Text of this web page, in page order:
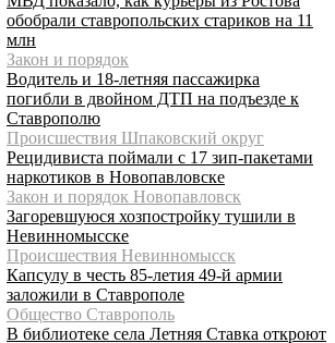
обобрали ставропольских стариков на 11
млн
Закон и порядок
Водитель и 18-летняя пассажирка
погибли в двойном ДТП на подъезде к
Ставрополю
Происшествия Шпаковский округ
Рецидивиста поймали с 17 зип-пакетами
наркотиков в Новопавловске
Закон и порядок Новопавловск
Загоревшуюся хозпостройку тушили в
Невинномысске
Происшествия Невинномысск
Капсулу в честь 85-летия 49-й армии
заложили в Ставрополе
Общество Ставрополь
В библиотеке села Летняя Ставка откроют